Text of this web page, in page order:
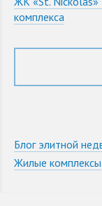
комплекса
Блог элитной
Жилые комплексы